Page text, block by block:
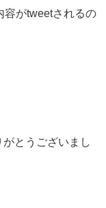
がtweetされるの
とうございまし